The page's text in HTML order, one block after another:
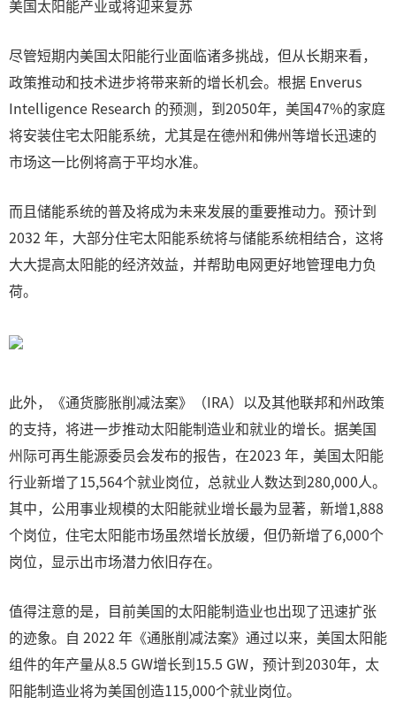
美国太阳能产业或将迎来复苏
尽管短期内美国太阳能行业面临诸多挑战，但从长期来看，
政策推动和技术进步将带来新的增长机会。根据 Enverus
Intelligence Research 的预测，到2050年，美国47%的家庭
将安装住宅太阳能系统，尤其是在德州和佛州等增长迅速的
市场这一比例将高于平均水准。
而且储能系统的普及将成为未来发展的重要推动力。预计到
2032 年，大部分住宅太阳能系统将与储能系统相结合，这将
大大提高太阳能的经济效益，并帮助电网更好地管理电力负
荷。
此外，《通货膨胀削减法案》（IRA）以及其他联邦和州政策
的支持，将进一步推动太阳能制造业和就业的增长。据美国
州际可再生能源委员会发布的报告，在2023 年，美国太阳能
行业新增了15,564个就业岗位，总就业人数达到280,000人。
其中，公用事业规模的太阳能就业增长最为显著，新增1,888
个岗位，住宅太阳能市场虽然增长放缓，但仍新增了6,000个
岗位，显示出市场潜力依旧存在。
值得注意的是，目前美国的太阳能制造业也出现了迅速扩张
的迹象。自 2022 年《通胀削减法案》通过以来，美国太阳能
组件的年产量从8.5 GW增长到15.5 GW，预计到2030年，太
阳能制造业将为美国创造115,000个就业岗位。